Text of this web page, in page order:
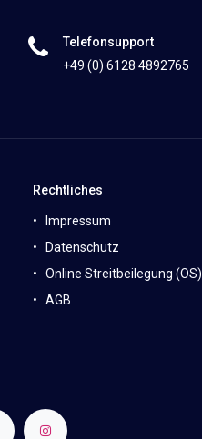
Telefonsupport
+49 (0) 6128 4892765
Rechtliches
Impressum
Datenschutz
Online Streitbeilegung (OS)
AGB